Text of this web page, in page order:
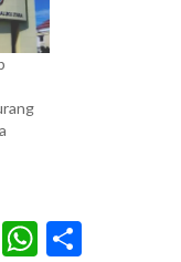
EmailWhatsApp